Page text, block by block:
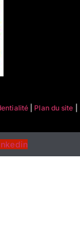
Plan du site